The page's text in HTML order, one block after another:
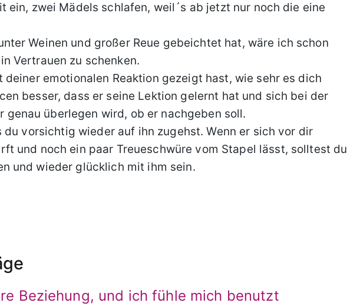
ein, zwei Mädels schlafen, weil´s ab jetzt nur noch die eine
Weinen und großer Reue gebeichtet hat, wäre ich schon
Vertrauen zu schenken.
deiner emotionalen Reaktion gezeigt hast, wie sehr es dich
besser, dass er seine Lektion gelernt hat und sich bei der
genau überlegen wird, ob er nachgeben soll.
vorsichtig wieder auf ihn zugehst. Wenn er sich vor dir
und noch ein paar Treueschwüre vom Stapel lässt, solltest du
und wieder glücklich mit ihm sein.
Beziehung, und ich fühle mich benutzt